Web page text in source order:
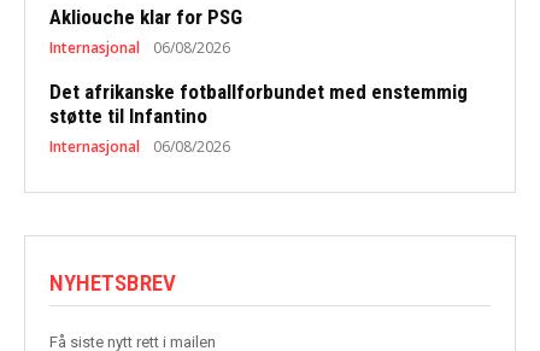
Akliouche klar for PSG
Internasjonal 06/08/2026
Det afrikanske fotballforbundet med enstemmig
støtte til Infantino
Internasjonal 06/08/2026
NYHETSBREV
Få siste nytt rett i mailen